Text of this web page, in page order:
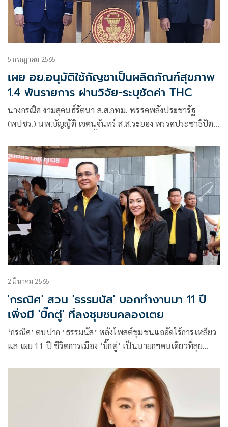
5 กรกฎาคม 2565
เผย อย.อนุมัติใช้กัญชาเป็นผลิตภัณฑ์สุขภาพ
1.4 พันรายการ ผ่านวิจัย-ระบุชัดค่า THC
นางกรณิศ งามสุคนธ์รัตนา ส.ส.กทม. พรรคพลังประชารัฐ
(พปชร.) นพ.บัญญัติ เจตนจันทร์ ส.ส.ระยอง พรรคประชาธิปัตย์
ฐานะโฆษกคณะกรรมาธิการ (กมธ.) วิสามัญพิจารณาร่างพระราช
บัญญัติ (พ.ร.บ.) งบ
2 มีนาคม 2565
'กรณิศ' สวน 'ธรรมนัส' บอกทำงานมา 11 ปี
เพิ่งมี 'บิ๊กตู่' ที่ลงชุมชนคลองเตย
‘กรณิศ’ ตบปาก ‘ธรรมนัส’ หลังโพสต์ชุมชนแออัดไร้การเหลียว
แล เผย 11 ปี ชีวิตการเมือง ‘บิ๊กตู่’ เป็นนายกฯคนเดียวที่ลุย